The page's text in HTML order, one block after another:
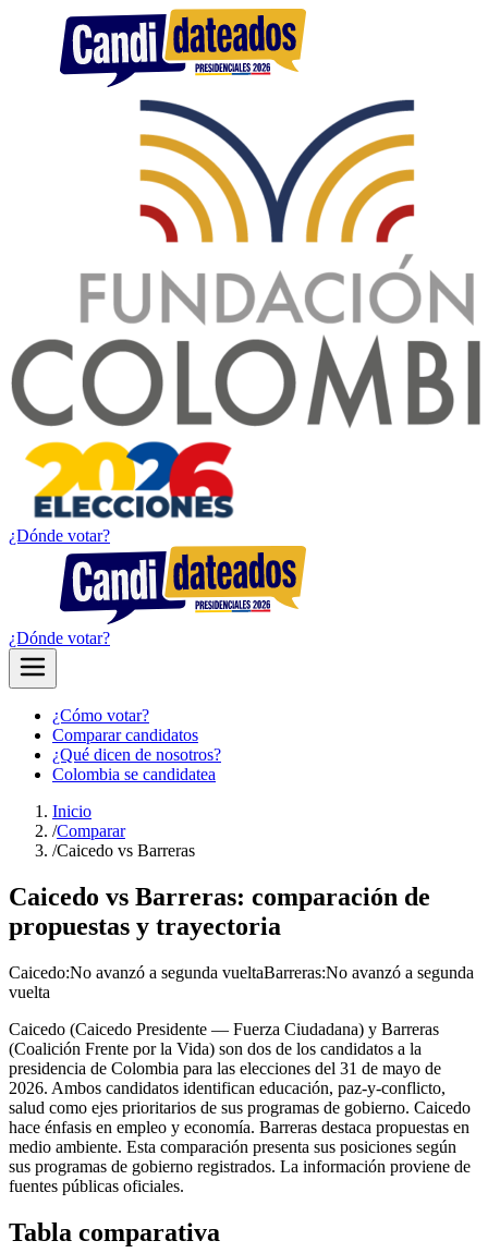
¿Dónde votar?
¿Dónde votar?
¿Cómo votar?
Comparar candidatos
¿Qué dicen de nosotros?
Colombia se candidatea
Inicio
/Comparar
/Caicedo vs Barreras
Caicedo vs Barreras: comparación de
propuestas y trayectoria
Caicedo:No avanzó a segunda vueltaBarreras:No avanzó a segunda
vuelta
Caicedo (Caicedo Presidente — Fuerza Ciudadana) y Barreras
(Coalición Frente por la Vida) son dos de los candidatos a la
presidencia de Colombia para las elecciones del 31 de mayo de
2026. Ambos candidatos identifican educación, paz-y-conflicto,
salud como ejes prioritarios de sus programas de gobierno. Caicedo
hace énfasis en empleo y economía. Barreras destaca propuestas en
medio ambiente. Esta comparación presenta sus posiciones según
sus programas de gobierno registrados. La información proviene de
fuentes públicas oficiales.
Tabla comparativa